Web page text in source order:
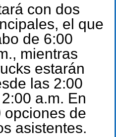
con dos
el que
de 6:00
mientras
estarán
las 2:00
a.m. En
opciones de
asistentes.